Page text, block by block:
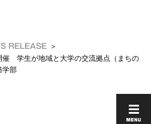
RELEASE
催 学生が地域と大学の交流拠点（まちの
学部